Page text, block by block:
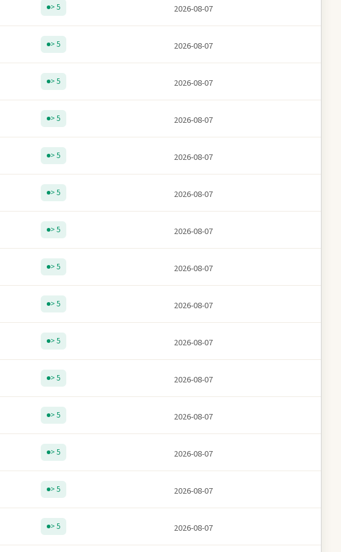
> 5 2026-08-07
> 5 2026-08-07
> 5 2026-08-07
> 5 2026-08-07
> 5 2026-08-07
> 5 2026-08-07
> 5 2026-08-07
> 5 2026-08-07
> 5 2026-08-07
> 5 2026-08-07
> 5 2026-08-07
> 5 2026-08-07
> 5 2026-08-07
> 5 2026-08-07
> 5 2026-08-07